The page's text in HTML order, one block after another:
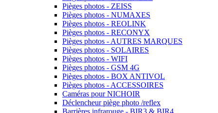
Pièges photos - ZEISS
Pièges photos - NUMAXES
Pièges photos - REOLINK
Pièges photos - RECONYX
Pièges photos - AUTRES MARQUES
Pièges photos - SOLAIRES
Pièges photos - WIFI
Pièges photos - GSM 4G
Pièges photos - BOX ANTIVOL
Pièges photos - ACCESSOIRES
Caméras pour NICHOIR
Déclencheur piège photo /reflex
Barrières infrarouge - BIR3 & BIR4